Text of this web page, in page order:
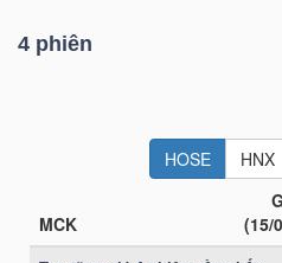
4 phiên
Ngành